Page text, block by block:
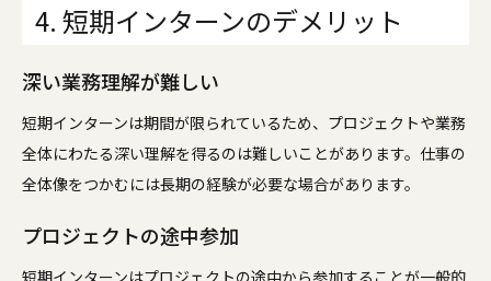
4. 短期インターンのデメリット
深い業務理解が難しい
短期インターンは期間が限られているため、プロジェクトや業務
全体にわたる深い理解を得るのは難しいことがあります。仕事の
全体像をつかむには長期の経験が必要な場合があります。
プロジェクトの途中参加